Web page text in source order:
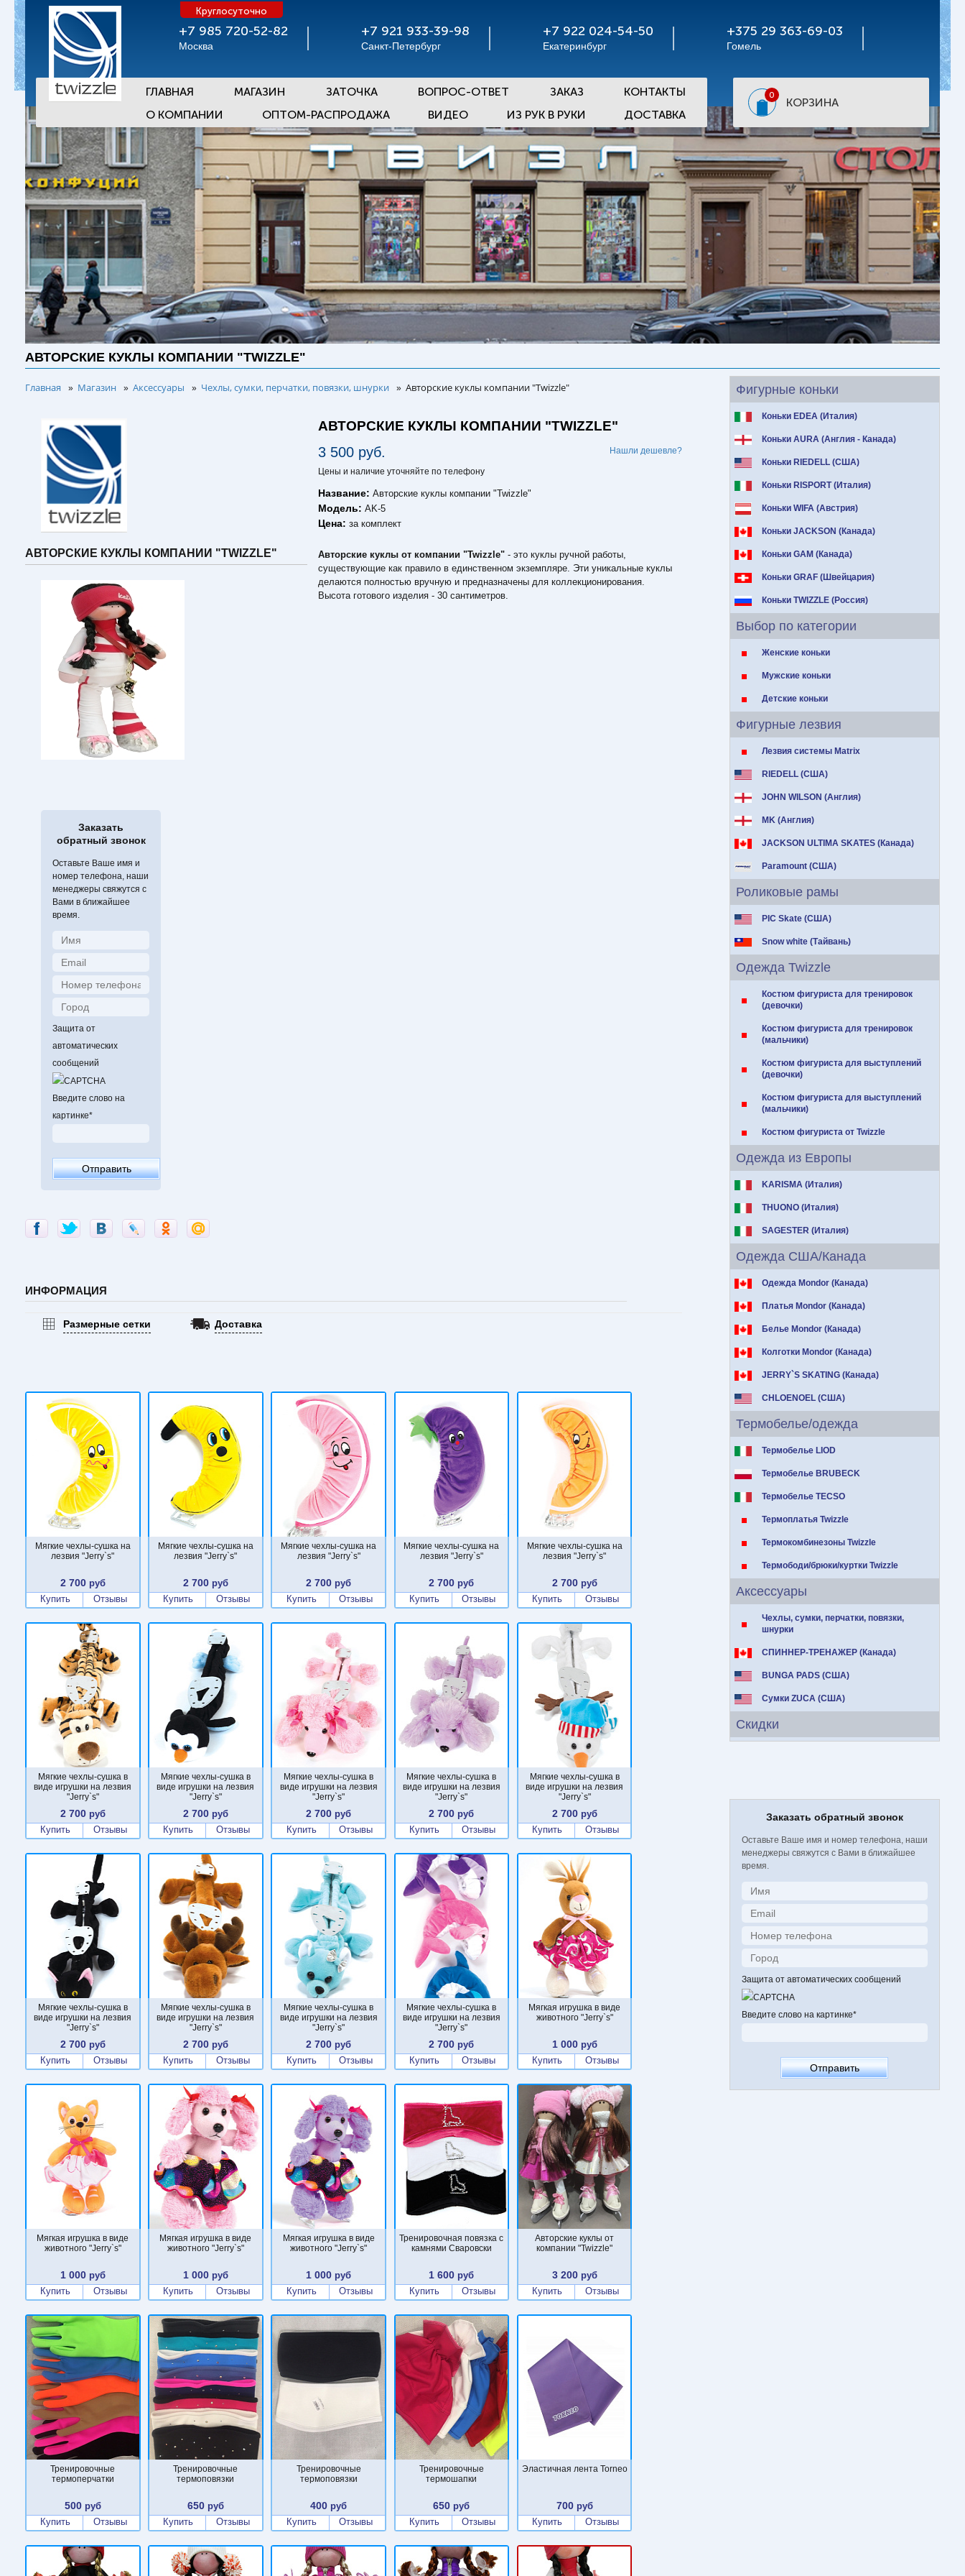
+7 985 720-52-82
Москва
Круглосуточно
+7 921 933-39-98
Санкт-Петербург
+7 922 024-54-50
Екатеринбург
+375 29 363-69-03
Гомель
ГЛАВНАЯ МАГАЗИН ЗАТОЧКА ВОПРОС-ОТВЕТ ЗАКАЗ
КОНТАКТЫ
О КОМПАНИИ
ОПТОМ-РАСПРОДАЖА ВИДЕО ИЗ РУК В РУКИ ДОСТАВКА
0
КОРЗИНА
АВТОРСКИЕ КУКЛЫ КОМПАНИИ "TWIZZLE"
Фигурные коньки
Коньки EDEA (Италия)
Коньки AURA (Англия - Канада)
Коньки RIEDELL (США)
Коньки RISPORT (Италия)
Коньки WIFA (Австрия)
Коньки JACKSON (Канада)
Коньки GAM (Канада)
Коньки GRAF (Швейцария)
Коньки TWIZZLE (Россия)
Выбор по категории
Женские коньки
Мужские коньки
Детские коньки
Фигурные лезвия
Лезвия системы Matrix
RIEDELL (США)
JOHN WILSON (Англия)
MK (Англия)
JACKSON ULTIMA SKATES (Канада)
Paramount (США)
Роликовые рамы
PIC Skate (США)
Snow white (Тайвань)
Одежда Twizzle
Костюм фигуриста для тренировок
(девочки)
Костюм фигуриста для тренировок
(мальчики)
Костюм фигуриста для выступлений
(девочки)
Костюм фигуриста для выступлений
(мальчики)
Костюм фигуриста от Twizzle
Одежда из Европы
KARISMA (Италия)
THUONO (Италия)
SAGESTER (Италия)
Одежда США/Канада
Одежда Mondor (Канада)
Платья Mondor (Канада)
Белье Mondor (Канада)
Колготки Mondor (Канада)
JERRY`S SKATING (Канада)
CHLOENOEL (США)
Термобелье/одежда
Термобелье LIOD
Термобелье BRUBECK
Термобелье TECSO
Термоплатья Twizzle
Термокомбинезоны Twizzle
Термободи/брюки/куртки Twizzle
Аксессуары
Чехлы, сумки, перчатки, повязки,
шнурки
СПИННЕР-ТРЕНАЖЕР (Канада)
BUNGA PADS (США)
Сумки ZUCA (США)
Скидки
Заказать обратный звонок
Оставьте Ваше имя и номер телефона, наши
менеджеры свяжутся с Вами в ближайшее
время.
Защита от автоматических сообщений
Введите слово на картинке*
Главная » Магазин » Аксессуары » Чехлы, сумки, перчатки, повязки, шнурки » Авторские куклы компании "Twizzle"
АВТОРСКИЕ КУКЛЫ КОМПАНИИ "TWIZZLE"
Заказать
обратный звонок
Оставьте Ваше имя и
номер телефона, наши
менеджеры свяжутся с
Вами в ближайшее
время.
Защита от
автоматических
сообщений
Введите слово на
картинке*
АВТОРСКИЕ КУКЛЫ КОМПАНИИ "TWIZZLE"
3 500 руб. Нашли дешевле?
Цены и наличие уточняйте по телефону
Название:Авторские куклы компании "Twizzle"
Модель:AK-5
Цена:за комплект
Авторские куклы от компании "Twizzle" - это куклы ручной работы,
существующие как правило в единственном экземпляре. Эти уникальные куклы
делаются полностью вручную и предназначены для коллекционирования.
Высота готового изделия - 30 сантиметров.
ИНФОРМАЦИЯ
Размерные сетки Доставка
Мягкие чехлы-сушка на
лезвия "Jerry`s"
2 700руб
Купить
Отзывы
Мягкие чехлы-сушка на
лезвия "Jerry`s"
2 700руб
Купить
Отзывы
Мягкие чехлы-сушка на
лезвия "Jerry`s"
2 700 руб
Купить
Отзывы
Мягкие чехлы-сушка на
лезвия "Jerry`s"
2 700 руб
Купить
Отзывы
Мягкие чехлы-сушка на
лезвия "Jerry`s"
2 700руб
Купить
Отзывы
Мягкие чехлы-сушка в
виде игрушки на лезвия
"Jerry`s"
2 700руб
Купить
Отзывы
Мягкие чехлы-сушка в
виде игрушки на лезвия
"Jerry`s"
2 700руб
Купить
Отзывы
Мягкие чехлы-сушка в
виде игрушки на лезвия
"Jerry`s"
2 700 руб
Купить
Отзывы
Мягкие чехлы-сушка в
виде игрушки на лезвия
"Jerry`s"
2 700 руб
Купить
Отзывы
Мягкие чехлы-сушка в
виде игрушки на лезвия
"Jerry`s"
2 700руб
Купить
Отзывы
Мягкие чехлы-сушка в
виде игрушки на лезвия
"Jerry`s"
2 700руб
Купить
Отзывы
Мягкие чехлы-сушка в
виде игрушки на лезвия
"Jerry`s"
2 700руб
Купить
Отзывы
Мягкие чехлы-сушка в
виде игрушки на лезвия
"Jerry`s"
2 700 руб
Купить
Отзывы
Мягкие чехлы-сушка в
виде игрушки на лезвия
"Jerry`s"
2 700 руб
Купить
Отзывы
Мягкая игрушка в виде
животного "Jerry`s"
1 000руб
Купить
Отзывы
Мягкая игрушка в виде
животного "Jerry`s"
1 000руб
Купить
Отзывы
Мягкая игрушка в виде
животного "Jerry`s"
1 000руб
Купить
Отзывы
Мягкая игрушка в виде
животного "Jerry`s"
1 000 руб
Купить
Отзывы
Тренировочная повязка с
камнями Сваровски
1 600 руб
Купить
Отзывы
Авторские куклы от
компании "Twizzle"
3 200руб
Купить
Отзывы
Тренировочные
термоперчатки
500руб
Купить
Отзывы
Тренировочные
термоповязки
650руб
Купить
Отзывы
Тренировочные
термоповязки
400 руб
Купить
Отзывы
Тренировочные
термошапки
650 руб
Купить
Отзывы
Эластичная лента Torneo
700руб
Купить
Отзывы